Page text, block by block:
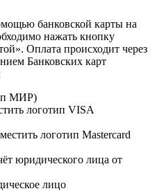
банковской карты на
нажать кнопку
Оплата происходит через
Банковских карт
МИР)
логотип VISA
логотип Mastercard
юридического лица от
лицо